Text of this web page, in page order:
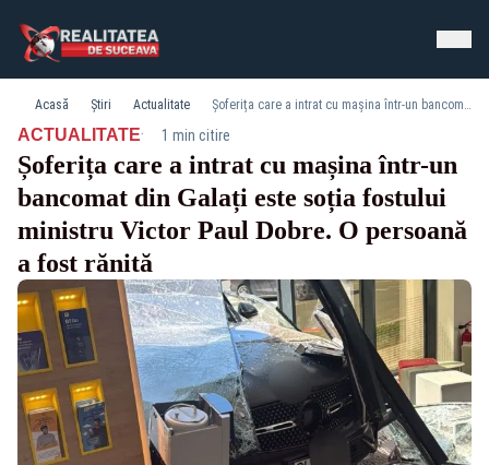
Acasă Știri Actualitate Șoferița care a intrat cu mașina într-un bancomat din Galați este soția fostului ministru Victor Paul Dobre. O persoană a fost rănită
ACTUALITATE· 1 min citire
Șoferița care a intrat cu mașina într-un
bancomat din Galați este soția fostului
ministru Victor Paul Dobre. O persoană
a fost rănită